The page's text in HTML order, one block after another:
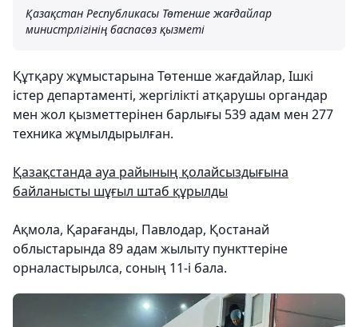
Қазақстан Республикасы Төтенше жағдайлар
министрлігінің баспасөз қызметі
Құтқару жұмыстарына Төтенше жағдайлар, Ішкі
істер департаменті, жергілікті атқарушы органдар
мен жол қызметтерінен барлығы 539 адам мен 277
техника жұмылдырылған.
Қазақстанда ауа райының қолайсыздығына
байланысты шұғыл штаб құрылды
Ақмола, Қарағанды, Павлодар, Қостанай
облыстарында 89 адам жылыту пункттеріне
орналастырылса, соның 11-і бала.